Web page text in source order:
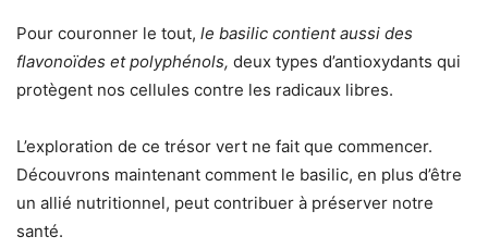
Pour couronner le tout, le basilic contient aussi des
flavonoïdes et polyphénols, deux types d’antioxydants qui
protègent nos cellules contre les radicaux libres.
L’exploration de ce trésor vert ne fait que commencer.
Découvrons maintenant comment le basilic, en plus d’être
un allié nutritionnel, peut contribuer à préserver notre
santé.